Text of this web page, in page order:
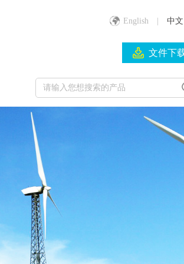
English |中文
文件下